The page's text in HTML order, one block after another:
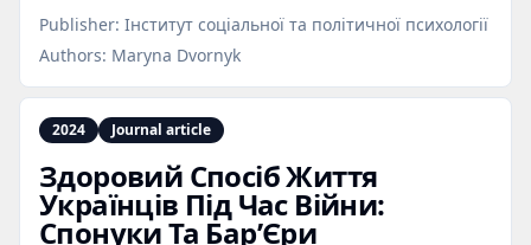
Publisher: Інститут соціальної та політичної психології
Authors: Maryna Dvornyk
2024 Journal article
Здоровий Спосіб Життя
Українців Під Час Війни:
Спонуки Та Бар’Єри